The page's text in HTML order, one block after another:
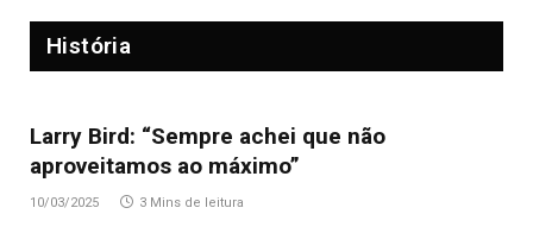
História
Larry Bird: “Sempre achei que não
aproveitamos ao máximo”
10/03/2025 3 Mins de leitura